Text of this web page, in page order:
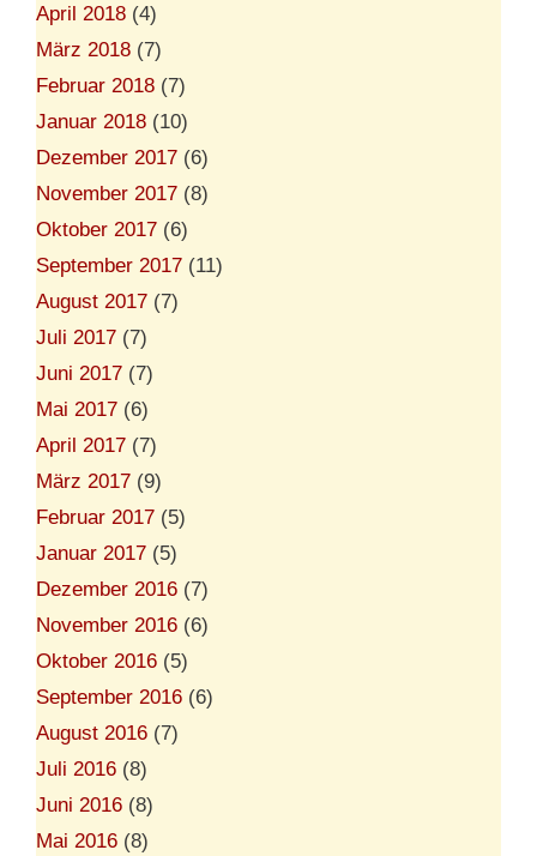
April 2018 (4)
März 2018 (7)
Februar 2018 (7)
Januar 2018 (10)
Dezember 2017 (6)
November 2017 (8)
Oktober 2017 (6)
September 2017 (11)
August 2017 (7)
Juli 2017 (7)
Juni 2017 (7)
Mai 2017 (6)
April 2017 (7)
März 2017 (9)
Februar 2017 (5)
Januar 2017 (5)
Dezember 2016 (7)
November 2016 (6)
Oktober 2016 (5)
September 2016 (6)
August 2016 (7)
Juli 2016 (8)
Juni 2016 (8)
Mai 2016 (8)